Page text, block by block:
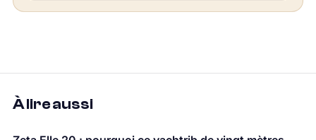
À lire aussi